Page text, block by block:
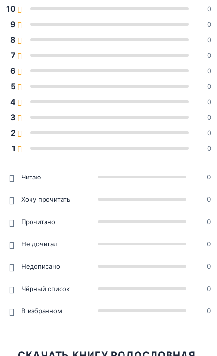
10 0
9 0
8 0
7 0
6 0
5 0
4 0
3 0
2 0
1 0
Читаю 0
Хочу прочитать 0
Прочитано 0
Не дочитал 0
Недописано 0
Чёрный список 0
В избранном 0